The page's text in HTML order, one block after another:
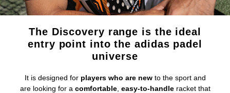
The Discovery range is the ideal
entry point into the adidas padel
universe
It is designed for players who are newto the sport and
are looking for a comfortable, easy-to-handleracket that